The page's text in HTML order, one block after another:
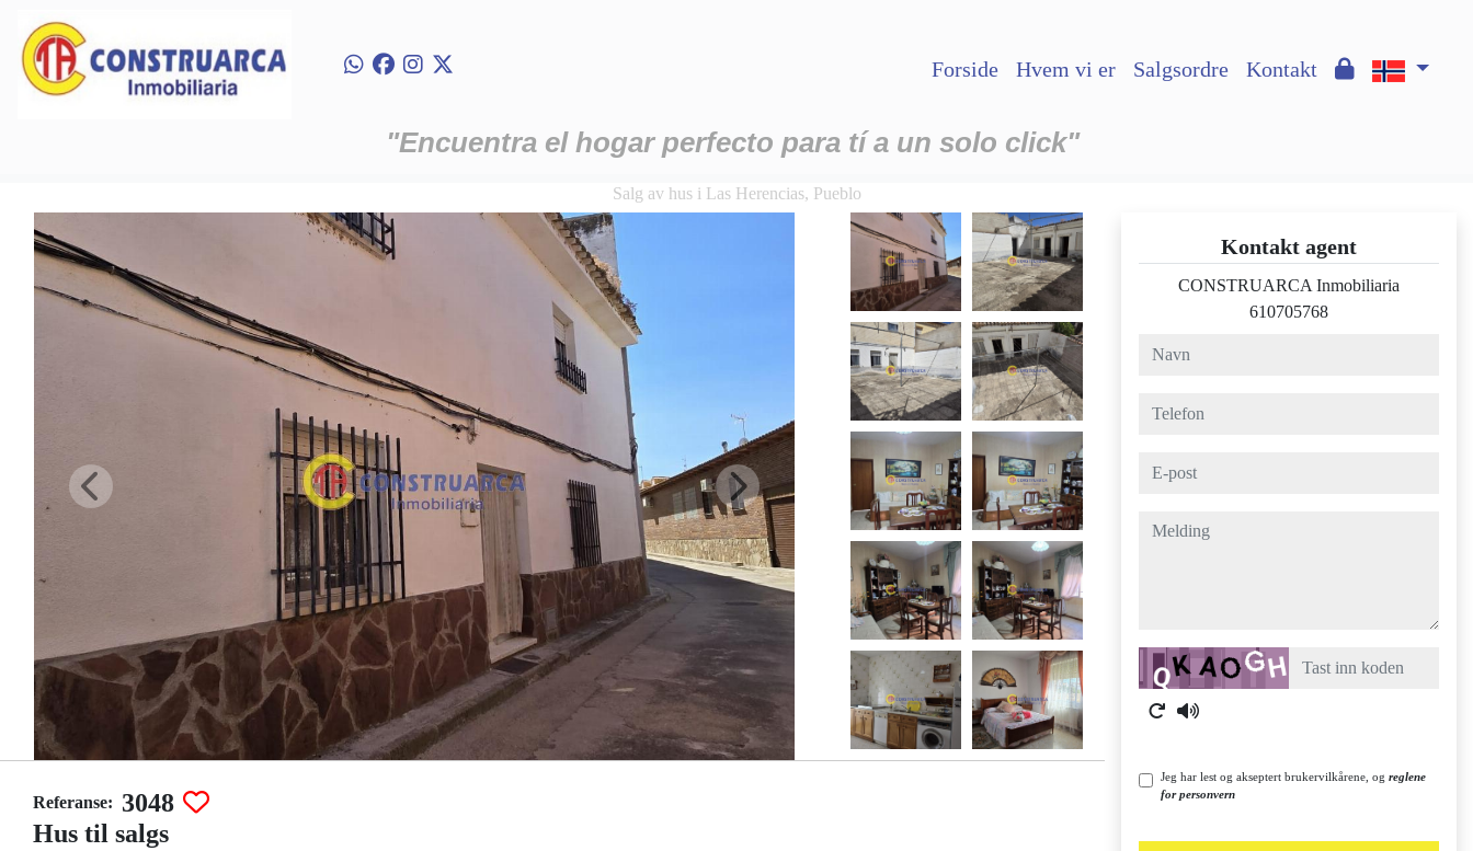
Forside Hvem vi er Salgsordre Kontakt
"Encuentra el hogar perfecto para tí a un solo click"
Salg av hus i Las Herencias, Pueblo
Referanse: 3048
Hus til salgs
Kontakt agent
CONSTRUARCA Inmobiliaria
610705768
navn
telefon
e-post
melding
Captcha
Jeg har lest og akseptert brukervilkårene, og reglene
for personvern